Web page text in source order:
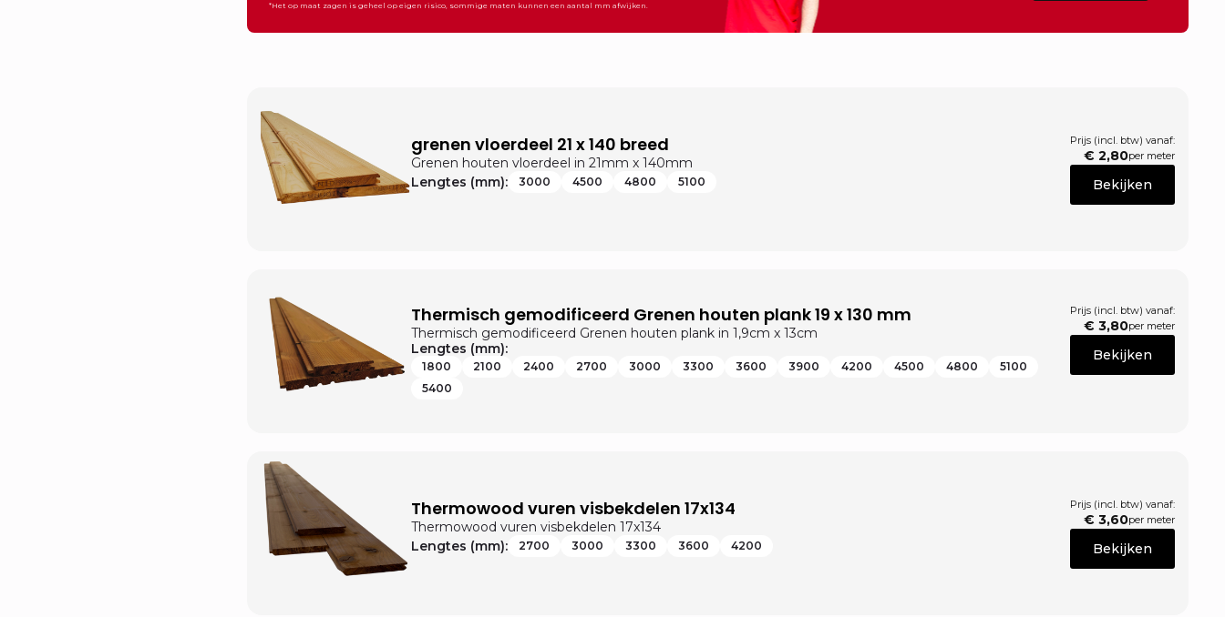
*Het op maat zagen is geheel op eigen risico, sommige maten kunnen een aantal mm afwijken.
grenen vloerdeel 21 x 140 breed
Grenen houten vloerdeel in 21mm x 140mm
Lengtes (mm):
3000 4500 4800 5100
Prijs (incl. btw) vanaf:
€ 2,80per meter
Bekijken
Thermisch gemodificeerd Grenen houten plank 19 x 130 mm
Thermisch gemodificeerd Grenen houten plank in 1,9cm x 13cm
Lengtes (mm):
1800 2100 2400 2700 3000 3300 3600 3900 4200 4500 4800
5100
5400
Prijs (incl. btw) vanaf:
€ 3,80per meter
Bekijken
Thermowood vuren visbekdelen 17x134
Thermowood vuren visbekdelen 17x134
Lengtes (mm):
2700 3000 3300 3600 4200
Prijs (incl. btw) vanaf:
€ 3,60per meter
Bekijken